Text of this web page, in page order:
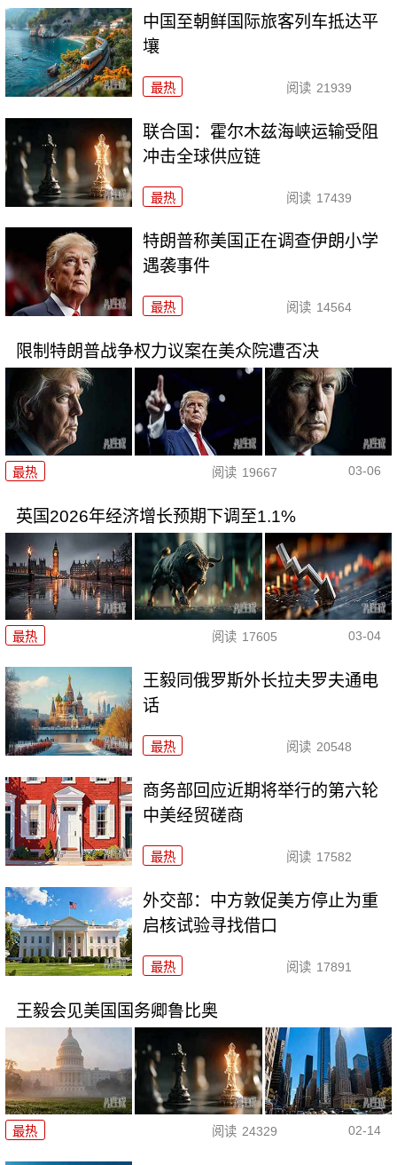
中国至朝鲜国际旅客列车抵达平
壤
最热 阅读 21939
联合国：霍尔木兹海峡运输受阻
冲击全球供应链
最热 阅读 17439
特朗普称美国正在调查伊朗小学
遇袭事件
最热 阅读 14564
限制特朗普战争权力议案在美众院遭否决
最热 阅读 19667 03-06
英国2026年经济增长预期下调至1.1%
最热 阅读 17605 03-04
王毅同俄罗斯外长拉夫罗夫通电
话
最热 阅读 20548
商务部回应近期将举行的第六轮
中美经贸磋商
最热 阅读 17582
外交部：中方敦促美方停止为重
启核试验寻找借口
最热 阅读 17891
王毅会见美国国务卿鲁比奥
最热 阅读 24329 02-14